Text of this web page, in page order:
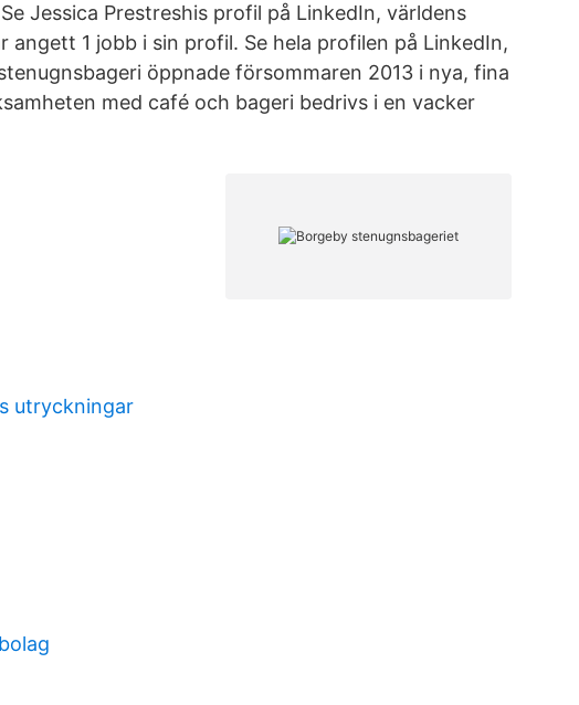
Jessica Prestreshis profil på LinkedIn, världens
angett 1 jobb i sin profil. Se hela profilen på LinkedIn,
öppnade försommaren 2013 i nya, fina
med café och bageri bedrivs i en vacker
utryckningar